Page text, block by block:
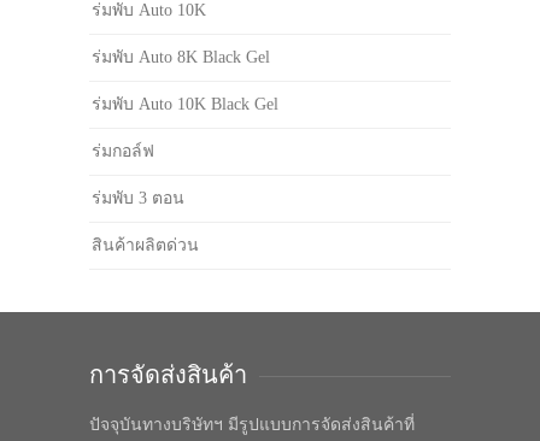
ร่มพับ Auto 10K
ร่มพับ Auto 8K Black Gel
ร่มพับ Auto 10K Black Gel
ร่มกอล์ฟ
ร่มพับ 3 ตอน
สินค้าผลิตด่วน
การจัดส่งสินค้า
ปัจจุบันทางบริษัทฯ มีรูปแบบการจัดส่งสินค้าที่